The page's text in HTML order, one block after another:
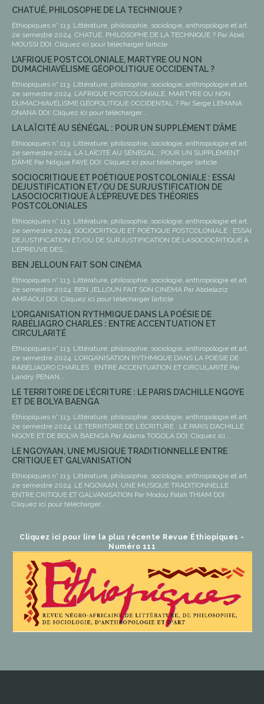
CHATUÉ, PHILOSOPHE DE LA TECHNIQUE ?
Éthiopiques n° 113. Littérature, philosophie, sociologie, anthropologie et art.
2e semestre 2024. CHATUÉ, PHILOSOPHE DE LA TECHNIQUE ? Par Abel
MOUSSI DOI: Cliquez ici pour télécharger l’article
L’AFRIQUE POSTCOLONIALE, MARTYRE OU NON
DUMACHIAVÉLISME GÉOPOLITIQUE OCCIDENTAL ?
Éthiopiques n° 113. Littérature, philosophie, sociologie, anthropologie et art.
2e semestre 2024. L’AFRIQUE POSTCOLONIALE, MARTYRE OU NON
DUMACHIAVÉLISME GÉOPOLITIQUE OCCIDENTAL ? Par Serge LEMANA
ONANA DOI: Cliquez ici pour télécharger...
LA LAÏCITÉ AU SÉNÉGAL : POUR UN SUPPLÉMENT D’ÂME
Éthiopiques n° 113. Littérature, philosophie, sociologie, anthropologie et art.
2e semestre 2024. LA LAÏCITÉ AU SÉNÉGAL : POUR UN SUPPLÉMENT
D’ÂME Par Ndigue FAYE DOI: Cliquez ici pour télécharger l’article
SOCIOCRITIQUE ET POÉTIQUE POSTCOLONIALE : ESSAI
DEJUSTIFICATION ET/OU DE SURJUSTIFICATION DE
LASOCIOCRITIQUE À L’ÉPREUVE DES THÉORIES
POSTCOLONIALES
Éthiopiques n° 113. Littérature, philosophie, sociologie, anthropologie et art.
2e semestre 2024. SOCIOCRITIQUE ET POÉTIQUE POSTCOLONIALE : ESSAI
DEJUSTIFICATION ET/OU DE SURJUSTIFICATION DE LASOCIOCRITIQUE À
L’ÉPREUVE DES...
BEN JELLOUN FAIT SON CINÉMA
Éthiopiques n° 113. Littérature, philosophie, sociologie, anthropologie et art.
2e semestre 2024. BEN JELLOUN FAIT SON CINÉMA Par Abdelaziz
AMRAOUI DOI: Cliquez ici pour télécharger l’article
L’ORGANISATION RYTHMIQUE DANS LA POÉSIE DE
RABÉLIAGRO CHARLES : ENTRE ACCENTUATION ET
CIRCULARITÉ
Éthiopiques n° 113. Littérature, philosophie, sociologie, anthropologie et art.
2e semestre 2024. L’ORGANISATION RYTHMIQUE DANS LA POÉSIE DE
RABÉLIAGRO CHARLES : ENTRE ACCENTUATION ET CIRCULARITÉ Par
Landry PENAN...
LE TERRITOIRE DE L’ÉCRITURE : LE PARIS D’ACHILLE NGOYE
ET DE BOLYA BAENGA
Éthiopiques n° 113. Littérature, philosophie, sociologie, anthropologie et art.
2e semestre 2024. LE TERRITOIRE DE L’ÉCRITURE : LE PARIS D’ACHILLE
NGOYE ET DE BOLYA BAENGA Par Adama TOGOLA DOI: Cliquez ici...
LE NGOYAAN, UNE MUSIQUE TRADITIONNELLE ENTRE
CRITIQUE ET GALVANISATION
Éthiopiques n° 113. Littérature, philosophie, sociologie, anthropologie et art.
2e semestre 2024. LE NGOYAAN, UNE MUSIQUE TRADITIONNELLE
ENTRE CRITIQUE ET GALVANISATION Par Modou Fatah THIAM DOI:
Cliquez ici pour télécharger...
Cliquez ici pour lire la plus récente Revue Éthiopiques -
Numéro 111